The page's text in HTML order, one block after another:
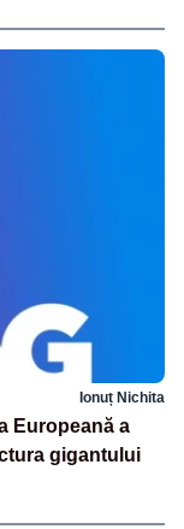
Ionuț Nichita
Europeană a
gigantului